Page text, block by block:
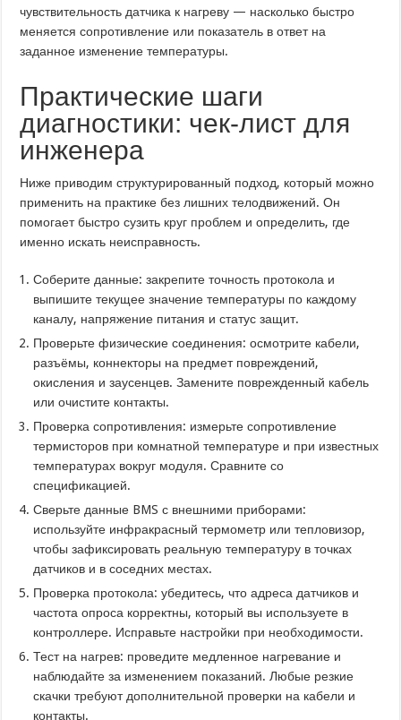
чувствительность датчика к нагреву — насколько быстро
меняется сопротивление или показатель в ответ на
заданное изменение температуры.
Практические шаги
диагностики: чек-лист для
инженера
Ниже приводим структурированный подход, который можно
применить на практике без лишних телодвижений. Он
помогает быстро сузить круг проблем и определить, где
именно искать неисправность.
Соберите данные: закрепите точность протокола и
выпишите текущее значение температуры по каждому
каналу, напряжение питания и статус защит.
Проверьте физические соединения: осмотрите кабели,
разъёмы, коннекторы на предмет повреждений,
окисления и заусенцев. Замените поврежденный кабель
или очистите контакты.
Проверка сопротивления: измерьте сопротивление
термисторов при комнатной температуре и при известных
температурах вокруг модуля. Сравните со
спецификацией.
Сверьте данные BMS с внешними приборами:
используйте инфракрасный термометр или тепловизор,
чтобы зафиксировать реальную температуру в точках
датчиков и в соседних местах.
Проверка протокола: убедитесь, что адреса датчиков и
частота опроса корректны, который вы используете в
контроллере. Исправьте настройки при необходимости.
Тест на нагрев: проведите медленное нагревание и
наблюдайте за изменением показаний. Любые резкие
скачки требуют дополнительной проверки на кабели и
контакты.